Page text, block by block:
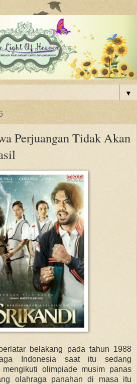
▼
Perjuangan Tidak Akan
belakang pada tahun 1988
Indonesia saat itu sedang
mengikuti olimpiade musim panas
olahraga panahan di masa itu